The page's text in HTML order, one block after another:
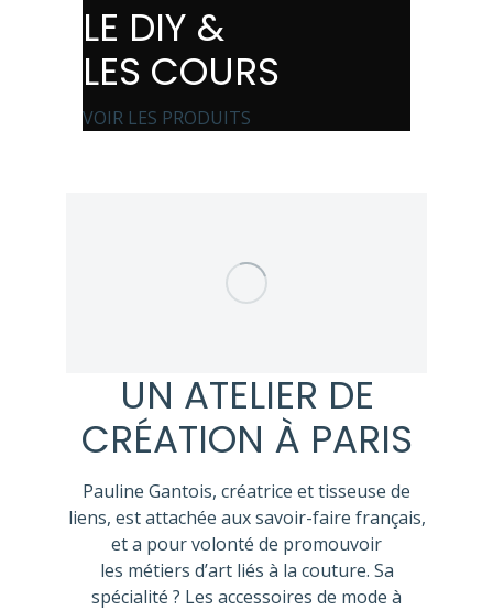
LE DIY &
LES COURS
VOIR LES PRODUITS
UN ATELIER DE
CRÉATION À PARIS
Pauline Gantois, créatrice et tisseuse de
liens, est attachée aux savoir-faire français,
et a pour volonté de promouvoir
les métiers d’art liés à la couture. Sa
spécialité ? Les accessoires de mode à